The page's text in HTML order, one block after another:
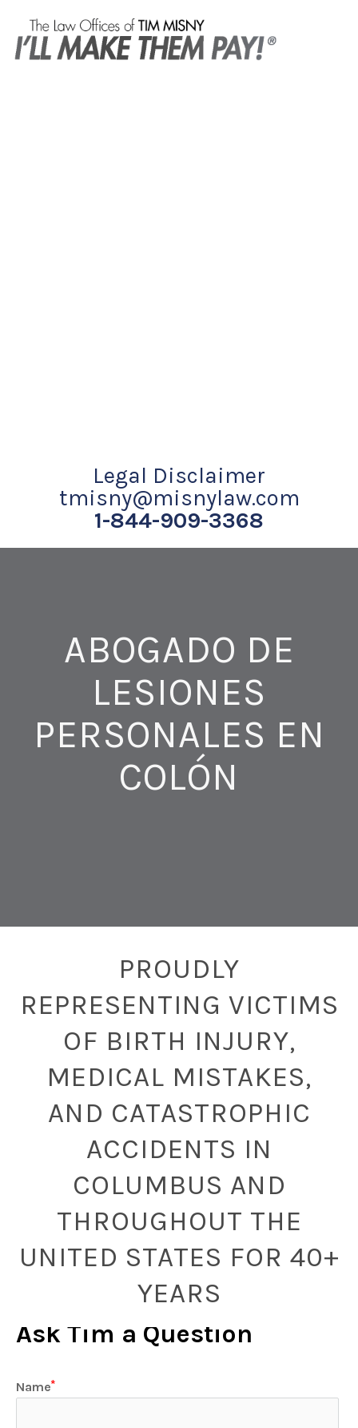
Legal Disclaimer
tmisny@misnylaw.com
1-844-909-3368
ABOGADO DE
LESIONES
PERSONALES EN
COLÓN
PROUDLY
REPRESENTING VICTIMS
OF BIRTH INJURY,
MEDICAL MISTAKES,
AND CATASTROPHIC
ACCIDENTS IN
COLUMBUS AND
THROUGHOUT THE
UNITED STATES FOR 40+
YEARS
Ask Tim a Question
Name